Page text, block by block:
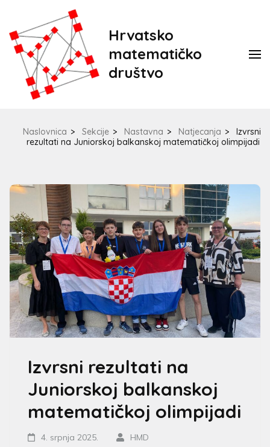
Hrvatsko
matematičko
društvo
Naslovnica > Sekcije > Nastavna > Natjecanja >
Izvrsni
rezultati na Juniorskoj balkanskoj matematičkoj olimpijadi
Izvrsni rezultati na
Juniorskoj balkanskoj
matematičkoj olimpijadi
4. srpnja 2025. HMD